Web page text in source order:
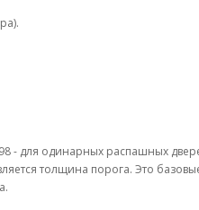
- для одинарных распашных
толщина порога. Это